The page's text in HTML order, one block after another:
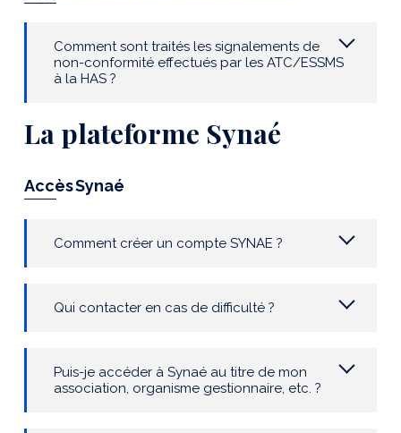
Comment sont traités les signalements de
non-conformité effectués par les ATC/ESSMS
à la HAS ?
La plateforme Synaé
AccèsSynaé
Comment créer un compte SYNAE ?
Qui contacter en cas de difficulté ?
Puis-je accéder à Synaé au titre de mon
association, organisme gestionnaire, etc. ?